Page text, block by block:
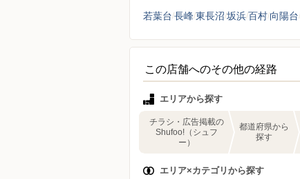
若葉台 長峰東長沼 坂浜百村 向陽台
この店舗へのその他の経路
エリアから探す
チラシ・広告掲載の
Shufoo!（シュフ
ー）
都道府県から
探す
エリア×カテゴリから探す